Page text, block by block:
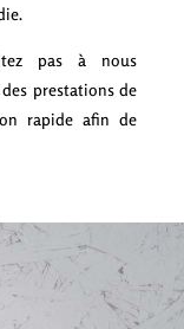
pas à nous
prestations de
rapide afin de